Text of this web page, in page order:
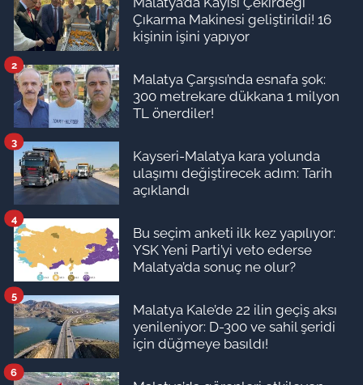
Çıkarma Makinesi geliştirildi! 16
kişinin işini yapıyor
Malatya Çarşısı’nda esnafa şok:
300 metrekare dükkana 1 milyon
TL önerdiler!
2
Kayseri-Malatya kara yolunda
ulaşımı değiştirecek adım: Tarih
açıklandı
3
Bu seçim anketi ilk kez yapılıyor:
YSK Yeni Parti’yi veto ederse
Malatya’da sonuç ne olur?
4
Malatya Kale’de 22 ilin geçiş aksı
yenileniyor: D-300 ve sahil şeridi
için düğmeye basıldı!
5
6